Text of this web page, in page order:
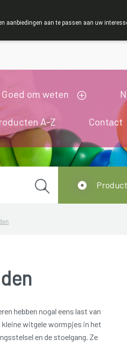
Goed om weten
A-Z Contact
hebben nogal eens last van
kleine witgele wormpjes in het
en de stoelgang. Ze
aan te passen aan uw